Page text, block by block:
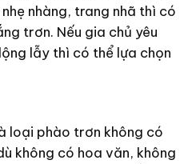
nhàng, trang nhã thì có
trơn. Nếu gia chủ yêu
lẫy thì có thể lựa chọn
loại phào trơn không có
không có hoa văn, không